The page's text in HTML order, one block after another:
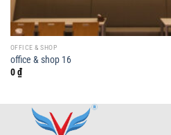
OFFICE & SHOP
office & shop 16
0₫